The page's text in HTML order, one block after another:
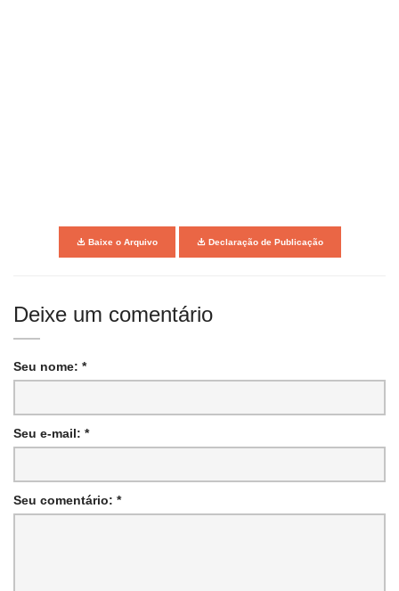
Baixe o Arquivo Declaração de Publicação
Deixe um comentário
Seu nome: *
Seu e-mail: *
Seu comentário: *